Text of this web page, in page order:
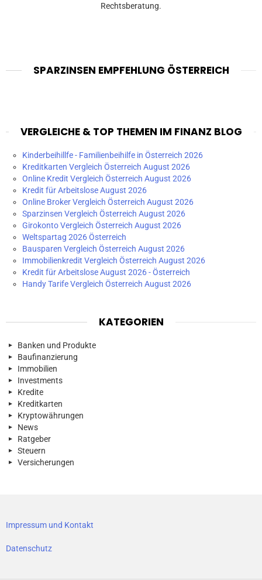
Rechtsberatung.
SPARZINSEN EMPFEHLUNG ÖSTERREICH
VERGLEICHE & TOP THEMEN IM FINANZ BLOG
Kinderbeihillfe - Familienbeihilfe in Österreich 2026
Kreditkarten Vergleich Österreich August 2026
Online Kredit Vergleich Österreich August 2026
Kredit für Arbeitslose August 2026
Online Broker Vergleich Österreich August 2026
Sparzinsen Vergleich Österreich August 2026
Girokonto Vergleich Österreich August 2026
Weltspartag 2026 Österreich
Bausparen Vergleich Österreich August 2026
Immobilienkredit Vergleich Österreich August 2026
Kredit für Arbeitslose August 2026 - Österreich
Handy Tarife Vergleich Österreich August 2026
KATEGORIEN
Banken und Produkte
Baufinanzierung
Immobilien
Investments
Kredite
Kreditkarten
Kryptowährungen
News
Ratgeber
Steuern
Versicherungen
Impressum und Kontakt
Datenschutz